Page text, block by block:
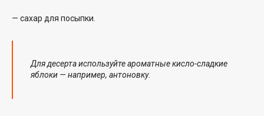
— сахар для посыпки.
Для десерта используйте ароматные кисло-сладкие
яблоки — например, антоновку.